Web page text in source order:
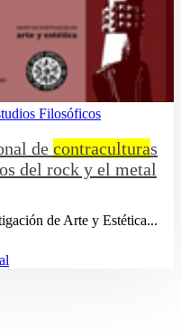
Filosóficos
de contraculturas
del rock y el metal
de Arte y Estética...